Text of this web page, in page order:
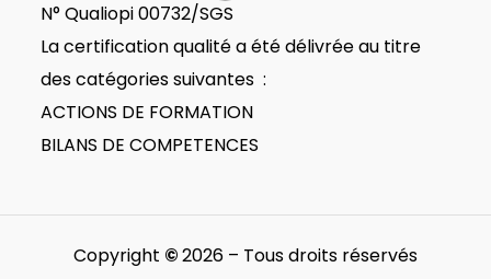
N° Qualiopi 00732/SGS
La certification qualité a été délivrée au titre
des catégories suivantes :
ACTIONS DE FORMATION
BILANS DE COMPETENCES
Copyright ©2026– Tous droits réservés